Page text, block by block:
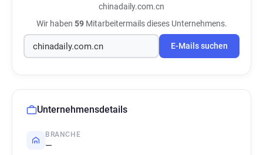
chinadaily.com.cn
Wir haben 59Mitarbeitermails dieses Unternehmens.
E-Mails suchen
Unternehmensdetails
BRANCHE
—